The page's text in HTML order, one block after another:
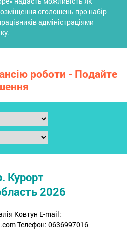
оголошень про набір
адміністраціями
роботи - Подайте
Курорт
2026
Ковтун E-mail:
Телефон: 0636997016